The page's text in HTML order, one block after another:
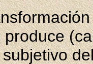
produce